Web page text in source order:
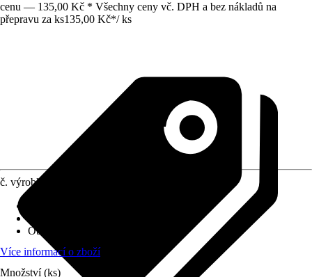
cenu — 135,00 Kč * Všechny ceny vč. DPH a bez nákladů na
přepravu za ks135,00 Kč*/ ks
č. výrobku
Obsah
Více informací o zboží
Množství (ks)